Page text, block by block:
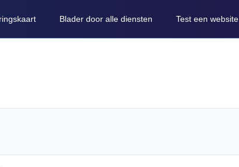
Blader door alle diensten Test een website